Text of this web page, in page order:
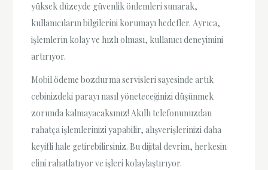
yüksek düzeyde güvenlik önlemleri sunarak,
kullanıcıların bilgilerini korumayı hedefler. Ayrıca,
işlemlerin kolay ve hızlı olması, kullanıcı deneyimini
artırıyor.
Mobil ödeme bozdurma servisleri sayesinde artık
cebinizdeki parayı nasıl yöneteceğinizi düşünmek
zorunda kalmayacaksınız! Akıllı telefonunuzdan
rahatça işlemlerinizi yapabilir, alışverişlerinizi daha
keyifli hale getirebilirsiniz. Bu dijital devrim, herkesin
elini rahatlatıyor ve işleri kolaylaştırıyor.